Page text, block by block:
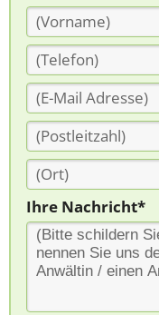
Ihre Nachricht*